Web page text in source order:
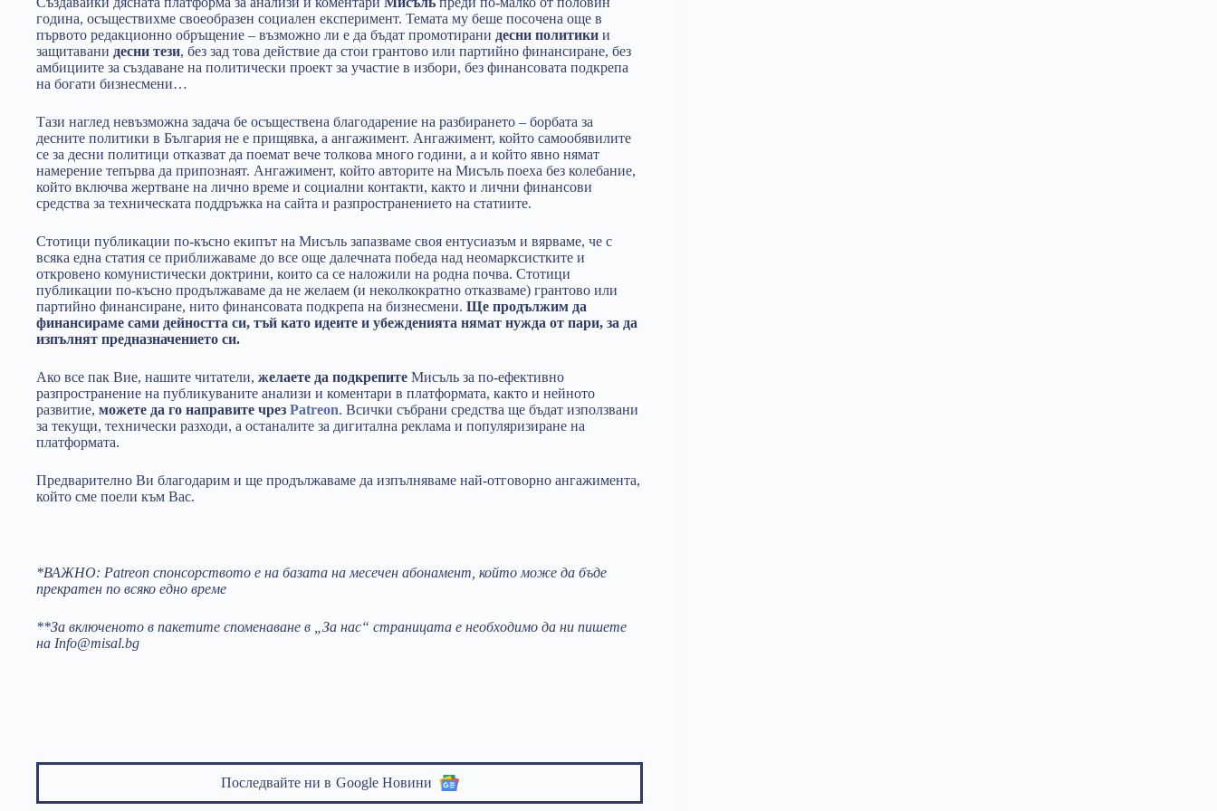
година, осъществихме своеобразен социален експеримент. Темата му беше посочена още в
първото редакционно обръщение – възможно ли е да бъдат промотирани десни политики и
защитавани десни тези, без зад това действие да стои грантово или партийно финансиране, без
амбициите за създаване на политически проект за участие в избори, без финансовата подкрепа
на богати бизнесмени…
Тази наглед невъзможна задача бе осъществена благодарение на разбирането – борбата за
десните политики в България не е прищявка, а ангажимент. Ангажимент, който самообявилите
се за десни политици отказват да поемат вече толкова много години, а и който явно нямат
намерение тепърва да припознаят. Ангажимент, който авторите на Мисъль поеха без колебание,
който включва жертване на лично време и социални контакти, както и лични финансови
средства за техническата поддръжка на сайта и разпространението на статиите.
Стотици публикации по-късно екипът на Мисъль запазваме своя ентусиазъм и вярваме, че с
всяка една статия се приближаваме до все още далечната победа над неомарксистките и
откровено комунистически доктрини, които са се наложили на родна почва. Стотици
публикации по-късно продължаваме да не желаем (и неколкократно отказваме) грантово или
партийно финансиране, нито финансовата подкрепа на бизнесмени. Ще продължим да
финансираме сами дейността си, тъй като идеите и убежденията нямат нужда от пари, за да
изпълнят предназначението си.
Ако все пак Вие, нашите читатели, желаете да подкрепите Мисъль за по-ефективно
разпространение на публикуваните анализи и коментари в платформата, както и нейното
развитие, можете да го направите чрез Patreon. Всички събрани средства ще бъдат използвани
за текущи, технически разходи, а останалите за дигитална реклама и популяризиране на
платформата.
Предварително Ви благодарим и ще продължаваме да изпълняваме най-отговорно ангажимента,
който сме поели към Вас.
*ВАЖНО: Patreon спонсорството е на базата на месечен абонамент, който може да бъде
прекратен по всяко едно време
**За включеното в пакетите споменаване в „За нас“ страницата е необходимо да ни пишете
на Info@misal.bg
Последвайте ни в Google Новини